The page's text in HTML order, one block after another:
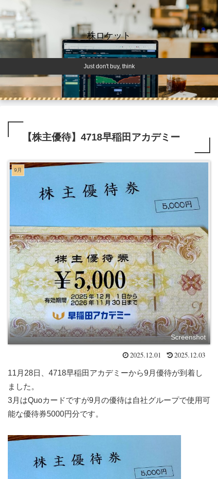
株ロケット
Just don't buy, think
【株主優待】4718早稲田アカデミー
9月
Screenshot
2025.12.01 2025.12.03
11月28日、4718早稲田アカデミーから9月優待が到着し
ました。
3月はQuoカードですが9月の優待は自社グループで使用可
能な優待券5000円分です。